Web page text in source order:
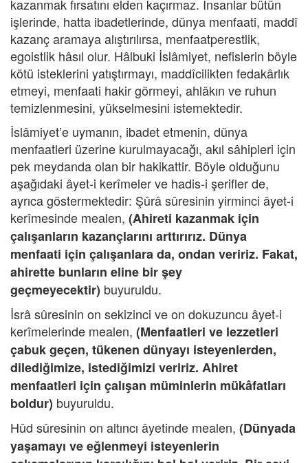
kazanmak fırsatını elden kaçırmaz. İnsanlar bütün
işlerinde, hatta ibadetlerinde, dünya menfaati, maddî
kazanç aramaya alıştırılırsa, menfaatperestlik,
egoistlik hâsıl olur. Hâlbuki İslâmiyet, nefislerin böyle
kötü isteklerini yatıştırmayı, maddîcilikten fedakârlık
etmeyi, menfaati hakir görmeyi, ahlâkın ve ruhun
temizlenmesini, yükselmesini istemektedir.
İslâmiyet’e uymanın, ibadet etmenin, dünya
menfaatleri üzerine kurulmayacağı, akıl sâhipleri için
pek meydanda olan bir hakikattir. Böyle olduğunu
aşağıdaki âyet-i kerîmeler ve hadis-i şerifler de,
ayrıca göstermektedir: Şûrâ sûresinin yirminci âyet-i
kerîmesinde mealen, (Ahireti kazanmak için
çalışanların kazançlarını arttırırız. Dünya
menfaati için çalışanlara da, ondan veririz. Fakat,
ahirette bunların eline bir şey
geçmeyecektir) buyuruldu.
İsrâ sûresinin on sekizinci ve on dokuzuncu âyet-i
kerîmelerinde mealen, (Menfaatleri ve lezzetleri
çabuk geçen, tükenen dünyayı isteyenlerden,
dilediğimize, istediğimizi veririz. Ahiret
menfaatleri için çalışan müminlerin mükâfatları
boldur) buyuruldu.
Hûd sûresinin on altıncı âyetinde mealen, (Dünyada
yaşamayı ve eğlenmeyi isteyenlerin